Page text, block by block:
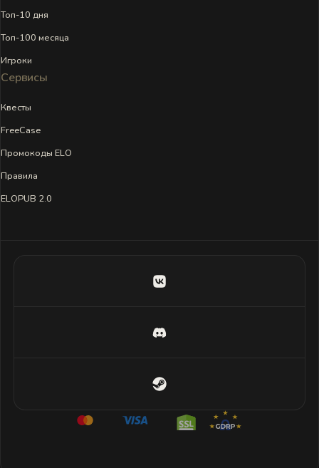
Топ-10 дня
Топ-100 месяца
Игроки
Сервисы
Квесты
FreeCase
Промокоды ELO
Правила
ELOPUB 2.0